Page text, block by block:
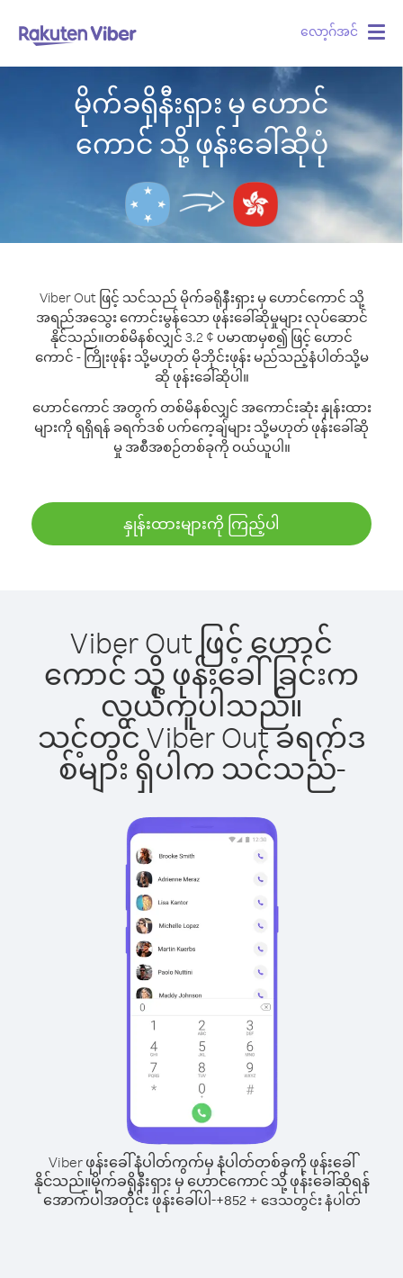
လော့ဂ်အင်
မိုက်ခရိုနီးရှား မှ ဟောင်
ကောင် သို့ ဖုန်းခေါ်ဆိုပုံ
Viber Out ဖြင့် သင်သည် မိုက်ခရိုနီးရှား မှ ဟောင်ကောင် သို့
အရည်အသွေး ကောင်းမွန်သော ဖုန်းခေါ်ဆိုမှုများ လုပ်ဆောင်
နိုင်သည်။တစ်မိနစ်လျှင် 3.2 ¢ ပမာဏမှစ၍ ဖြင့် ဟောင်
ကောင် - ကြိုးဖုန်း သို့မဟုတ် မိုဘိုင်းဖုန်း မည်သည့်နံပါတ်သို့မ
ဆို ဖုန်းခေါ်ဆိုပါ။
ဟောင်ကောင် အတွက် တစ်မိနစ်လျှင် အကောင်းဆုံး နှုန်းထား
များကို ရရှိရန် ခရက်ဒစ် ပက်ကေ့ချ်များ သို့မဟုတ် ဖုန်းခေါ်ဆို
မှု အစီအစဉ်တစ်ခုကို ဝယ်ယူပါ။
နှုန်းထားများကို ကြည့်ပါ
Viber Out ဖြင့် ဟောင်
ကောင် သို့ ဖုန်းခေါ်ခြင်းက
လွယ်ကူပါသည်။
သင့်တွင် Viber Out ခရက်ဒ
စ်များ ရှိပါက သင်သည်-
Viber ဖုန်းခေါ်နံပါတ်ကွက်မှ နံပါတ်တစ်ခုကို ဖုန်းခေါ်
နိုင်သည်။မိုက်ခရိုနီးရှား မှ ဟောင်ကောင် သို့ ဖုန်းခေါ်ဆိုရန်
အောက်ပါအတိုင်း ဖုန်းခေါ်ပါ-+852+ ဒေသတွင်း နံပါတ်